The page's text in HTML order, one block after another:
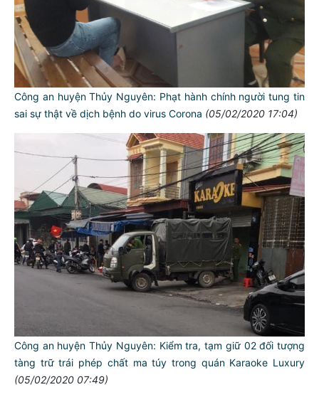
Công an huyện Thủy Nguyên: Phạt hành chính người tung tin
sai sự thật về dịch bệnh do virus Corona (05/02/2020 17:04)
Công an huyện Thủy Nguyên: Kiểm tra, tạm giữ 02 đối tượng
tàng trữ trái phép chất ma túy trong quán Karaoke Luxury
(05/02/2020 07:49)